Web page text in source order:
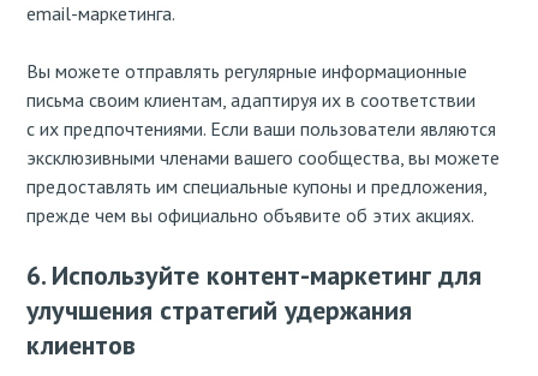
email-маркетинга.
Вы можете отправлять регулярные информационные
письма своим клиентам, адаптируя их в соответствии
с их предпочтениями. Если ваши пользователи являются
эксклюзивными членами вашего сообщества, вы можете
предоставлять им специальные купоны и предложения,
прежде чем вы официально объявите об этих акциях.
6. Используйте контент-маркетинг для
улучшения стратегий удержания
клиентов